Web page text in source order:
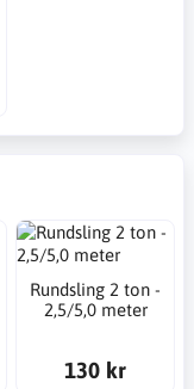
Rundsling 2 ton -
2,5/5,0 meter
130 kr